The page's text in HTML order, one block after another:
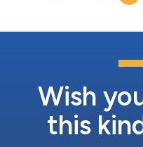
Wish
this